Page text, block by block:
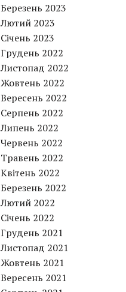
Березень 2023
Лютий 2023
Січень 2023
Грудень 2022
Листопад 2022
Жовтень 2022
Вересень 2022
Серпень 2022
Липень 2022
Червень 2022
Травень 2022
Квітень 2022
Березень 2022
Лютий 2022
Січень 2022
Грудень 2021
Листопад 2021
Жовтень 2021
Вересень 2021